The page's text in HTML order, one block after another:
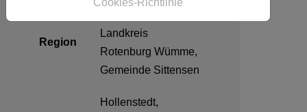
Region
Landkreis
Rotenburg Wümme,
Gemeinde Sittensen
Hollenstedt,
Cookies-Richtlinie